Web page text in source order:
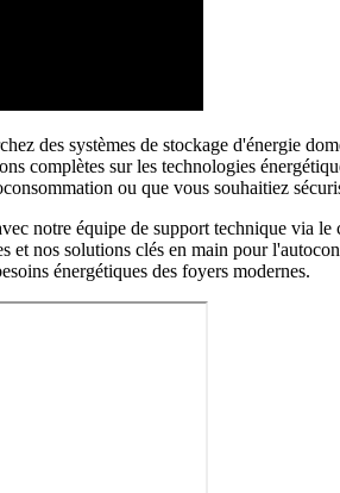
des systèmes de stockage d'énergie
complètes sur les technologies
ou que vous souhaitiez
notre équipe de support technique via
et nos solutions clés en main pour
énergétiques des foyers modernes.